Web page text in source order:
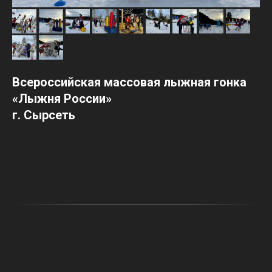
Всероссийская массовая лыжная гонка
«Лыжня России»
г. Сырсеть